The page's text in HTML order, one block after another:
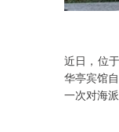
近日，位
华亭宾馆
一次对海